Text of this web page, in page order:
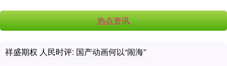
热点资讯
祥盛期权 人民时评: 国产动画何以“闹海”